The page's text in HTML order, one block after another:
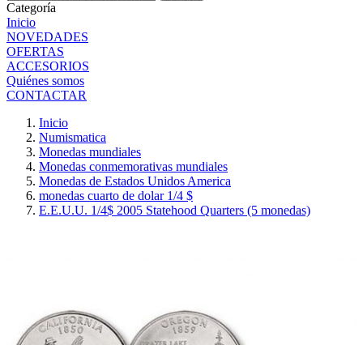
Categoría
Inicio
NOVEDADES
OFERTAS
ACCESORIOS
Quiénes somos
CONTACTAR
Inicio
Numismatica
Monedas mundiales
Monedas conmemorativas mundiales
Monedas de Estados Unidos America
monedas cuarto de dolar 1/4 $
E.E.U.U. 1/4$ 2005 Statehood Quarters (5 monedas)